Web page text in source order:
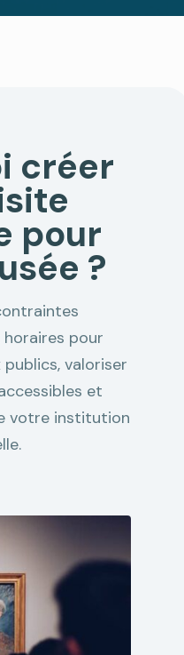
créer
pour
?
pour
valoriser
et
votre institution